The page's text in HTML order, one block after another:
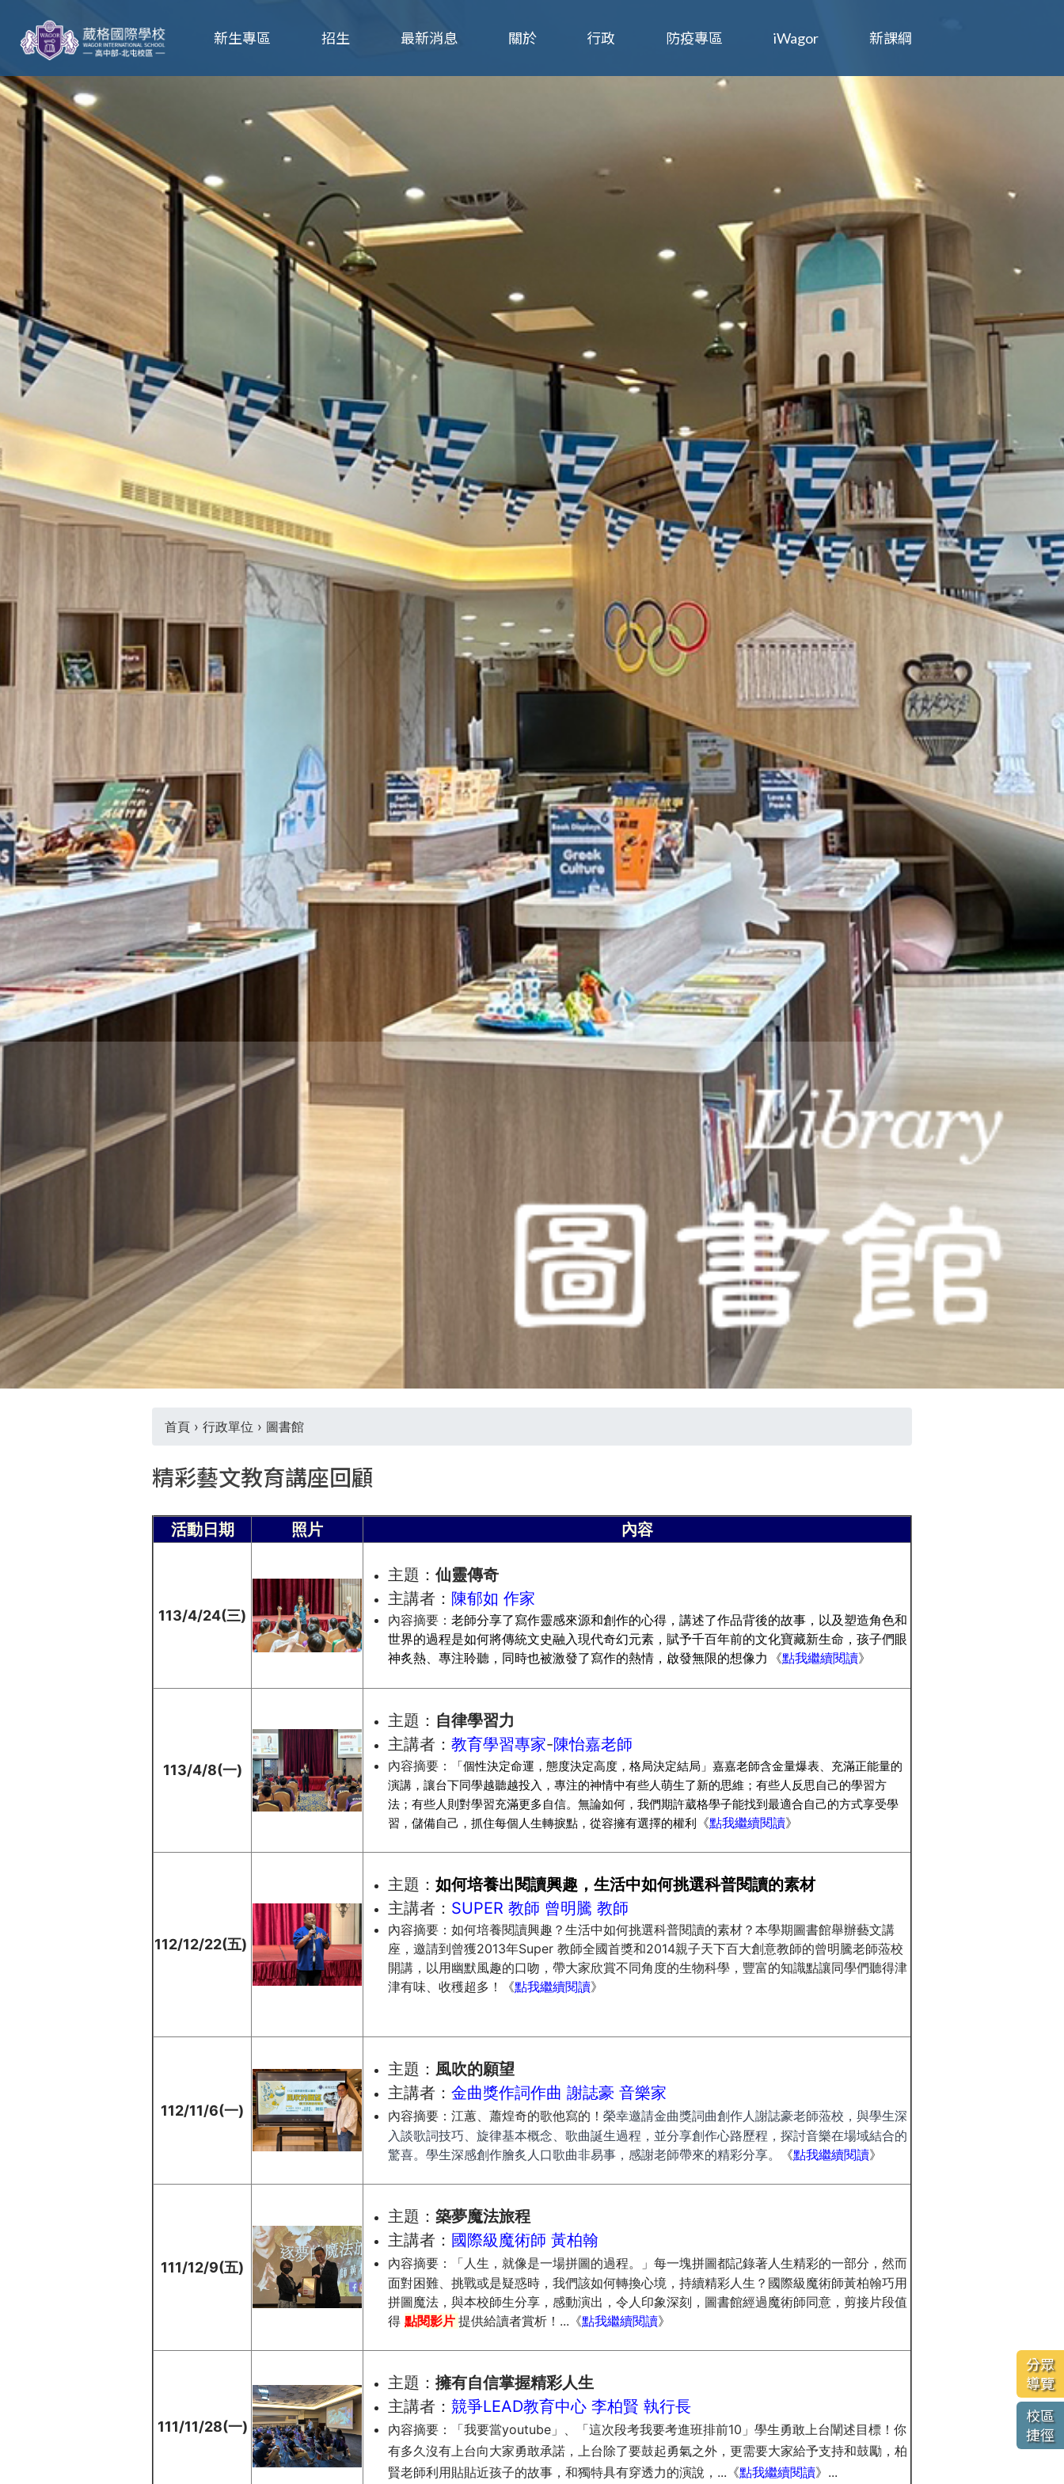
葳
格
高
級
中
學
格
國
際．
國
培
養
具
國
際
世
TODAY
PUTTING
YOU
ON
THE
PATH
TO
GLOBAL
CITIZENSHIP
在
這
首頁 › 行政單位 › 圖書館
精彩藝文教育講座回顧
活動日期 照片 內容
113/4/24(三)
主題： 仙靈傳奇
主講者： 陳郁如 作家
內容摘要： 老師分享了寫作靈感來源和創作的心得，講述了作品背後的故事，以及塑造角色和
世界的過程是如何將傳統文史融入現代奇幻元素，賦予千百年前的文化寶藏新生命， 孩子們眼
神炙熱、專注聆聽，同時也被激發了寫作的熱情，啟發無限的想像力
《點我繼續閱讀》
113/4/8(一)
主題： 自律學習力
主講者： 教育學習專家-陳怡嘉老師
內容摘要：
「個性決定命運，態度決定高度，格局決定結局」嘉嘉老師含金量爆表、充滿正能量的
演講，讓台下同學越聽越投入，專注的神情中有些人萌生了新的思維；有些人反思自己的學習方
法；有些人則對學習充滿更多自信。無論如何，我們期許葳格學子能找到最適合自己的方式享受學
習，儲備自己，抓住每個人生轉捩點，從容擁有選擇的權利
《點我繼續閱讀》
112/12/22(五)
主題： 如何培養出閱讀興趣， 生活中如何挑選科普閱讀的素材
主講者： SUPER 教師 曾明騰 教師
內容摘要：如何培養閱讀興趣？生活中如何挑選科普閱讀的素材？本學期圖書館舉辦藝文講
座，邀請到曾獲2013年Super 教師全國首獎和2014親子天下百大創意教師的曾明騰老師蒞校
開講，以用幽默風趣的口吻，帶大家欣賞不同角度的生物科學，豐富的知識點讓同學們聽得津
津有味、收穫超多！《點我繼續閱讀》
112/11/6(一)
主題： 風吹的願望
主講者： 金曲獎作詞作曲 謝誌豪 音樂家
內容摘要： 江蕙、蕭煌奇的歌他寫的！ 榮幸邀請金曲獎詞曲創作人謝誌豪老師蒞校，與學生深
入談歌詞技巧、旋律基本概念、歌曲誕生過程，並分享創作心路歷程，探討音樂在場域結合的
驚喜。學生深感創作膾炙人口歌曲非易事，感謝老師帶來的精彩分享。
《點我繼續閱讀》
111/12/9(五)
主題： 築夢魔法旅程
主講者： 國際級魔術師​ 黃柏翰
內容摘要：
「人生，就像是一場拼圖的過程。」每一塊拼圖都記錄著人生精彩的一部分，然而
面對困難、挑戰或是疑惑時，我們該如何轉換心境，持續精彩人生？國際級魔術師黃柏翰巧用
拼圖魔法，與本校師生分享，感動演出，令人印象深刻，圖書館經過魔術師同意，剪接片段值
得 點閱影片 提供給讀者賞析！... 《點我繼續閱讀》
111/11/28(一)
主題： 擁有自信掌握精彩人生
主講者： 競爭LEAD教育中心 李柏賢 執行長
內容摘要：「我要當youtube」、「這次段考我要考進班排前10」學生勇敢上台闡述目標！你
有多久沒有上台向大家勇敢承諾，上台除了要鼓起勇氣之外，更需要大家給予支持和鼓勵，柏
賢老師利用貼貼近孩子的故事，和獨特具有穿透力的演說，...《點我繼續閱讀》 ...
新生專區 招生 最新消息 關於 行政 防疫專區 iWagor 新課綱
分眾
導覽
校區
捷徑